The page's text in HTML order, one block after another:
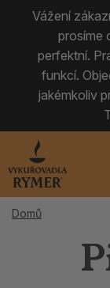
Vážení
prosíme
perfektní.
funkcí.
jakémkoliv
Domů